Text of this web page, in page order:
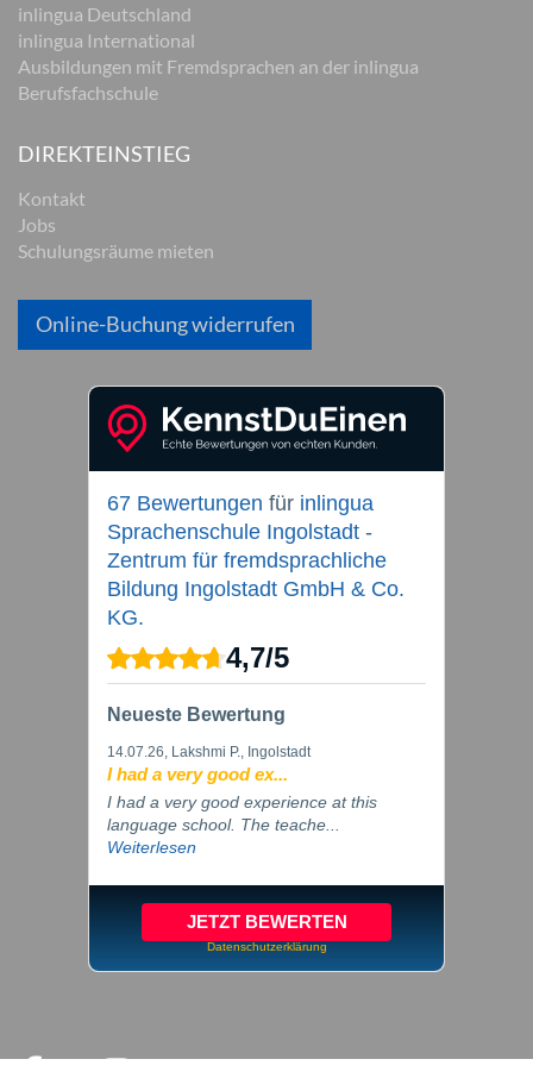
inlingua Deutschland
inlingua International
Ausbildungen mit Fremdsprachen an der inlingua
Berufsfachschule
DIREKTEINSTIEG
Kontakt
Jobs
Schulungsräume mieten
Online-Buchung widerrufen
67 Bewertungen für inlingua
Sprachenschule Ingolstadt -
Zentrum für fremdsprachliche
Bildung Ingolstadt GmbH & Co.
KG.
4,7/5
Neueste Bewertung
14.07.26, Lakshmi P., Ingolstadt
I had a very good ex...
I had a very good experience at this
language school. The teache...
Weiterlesen
JETZT BEWERTEN
Datenschutzerklärung